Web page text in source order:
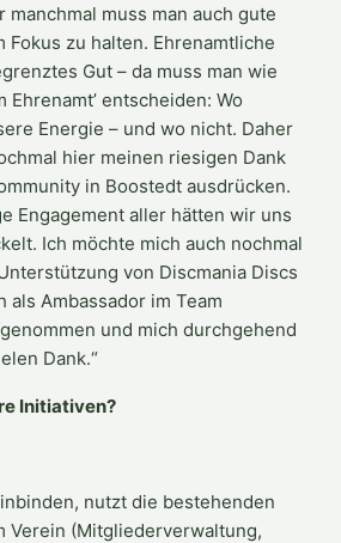
manchmal muss man auch gute
Fokus zu halten. Ehrenamtliche
Gut – da muss man wie
Ehrenamt’ entscheiden: Wo
Energie – und wo nicht. Daher
hier meinen riesigen Dank
in Boostedt ausdrücken.
Engagement aller hätten wir uns
Ich möchte mich auch nochmal
von Discmania Discs
als Ambassador im Team
und mich durchgehend
Dank.“
Initiativen?
nutzt die bestehenden
Verein (Mitgliederverwaltung,